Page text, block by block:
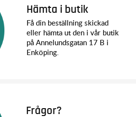
Hämta i butik
Få din beställning skickad
eller hämta ut den i vår butik
på Annelundsgatan 17 B i
Enköping.
Frågor?